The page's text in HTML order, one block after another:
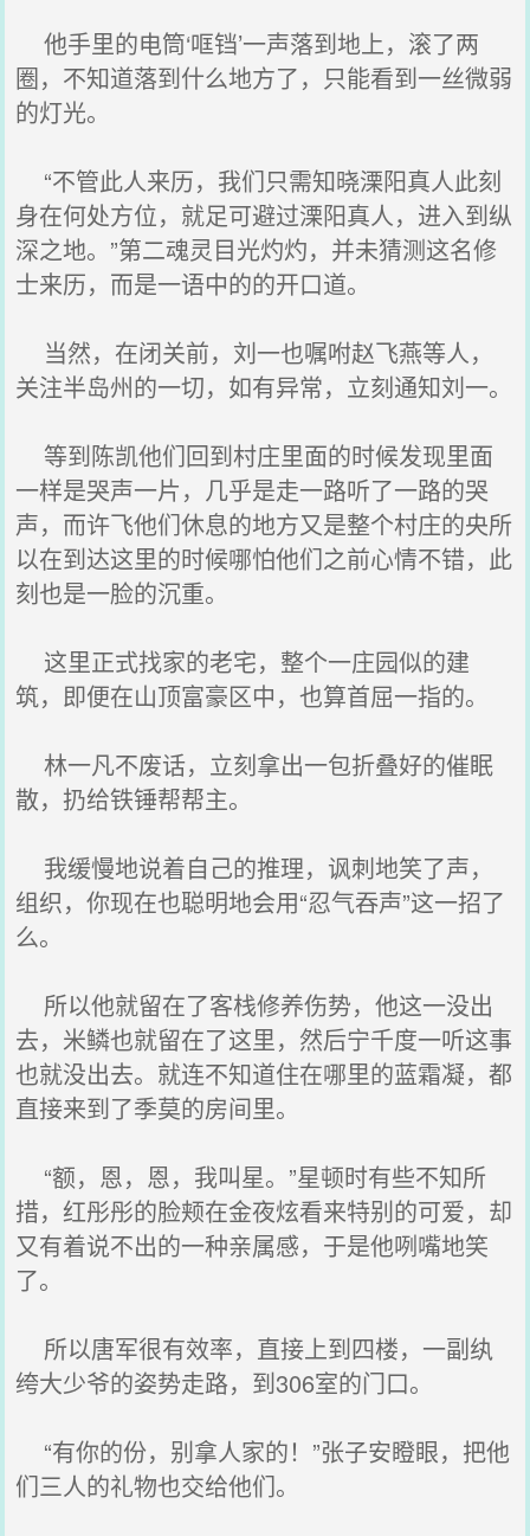
他手里的电筒‘哐铛’一声落到地上，滚了两
圈，不知道落到什么地方了，只能看到一丝微弱
的灯光。
“不管此人来历，我们只需知晓溧阳真人此刻
身在何处方位，就足可避过溧阳真人，进入到纵
深之地。”第二魂灵目光灼灼，并未猜测这名修
士来历，而是一语中的的开口道。
当然，在闭关前，刘一也嘱咐赵飞燕等人，
关注半岛州的一切，如有异常，立刻通知刘一。
等到陈凯他们回到村庄里面的时候发现里面
一样是哭声一片，几乎是走一路听了一路的哭
声，而许飞他们休息的地方又是整个村庄的央所
以在到达这里的时候哪怕他们之前心情不错，此
刻也是一脸的沉重。
这里正式找家的老宅，整个一庄园似的建
筑，即便在山顶富豪区中，也算首屈一指的。
林一凡不废话，立刻拿出一包折叠好的催眠
散，扔给铁锤帮帮主。
我缓慢地说着自己的推理，讽刺地笑了声，
组织，你现在也聪明地会用“忍气吞声”这一招了
么。
所以他就留在了客栈修养伤势，他这一没出
去，米鳞也就留在了这里，然后宁千度一听这事
也就没出去。就连不知道住在哪里的蓝霜凝，都
直接来到了季莫的房间里。
“额，恩，恩，我叫星。”星顿时有些不知所
措，红彤彤的脸颊在金夜炫看来特别的可爱，却
又有着说不出的一种亲属感，于是他咧嘴地笑
了。
所以唐军很有效率，直接上到四楼，一副纨
绔大少爷的姿势走路，到306室的门口。
“有你的份，别拿人家的！”张子安瞪眼，把他
们三人的礼物也交给他们。